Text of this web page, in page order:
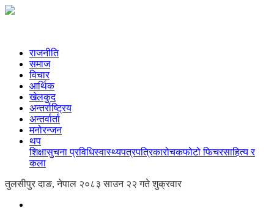
राजनीति
समाज
विचार
आर्थिक
खेलकुद
अन्तर्राष्ट्रिय
अन्तर्वार्ता
मनोरन्जन
थप
शिक्षासुचना प्रविधिस्वास्थ्यपत्रपत्रिकारोचकफोटो फिचरसाहित्य र
कला
तुलसीपुर दाङ, नेपाल २०८३ साउन २२ गते शुक्रवार